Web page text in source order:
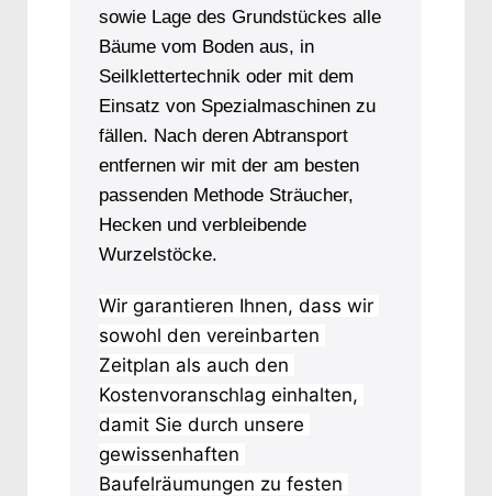
sowie Lage des Grundstückes alle
Bäume vom Boden aus, in
Seilklettertechnik oder mit dem
Einsatz von Spezialmaschinen zu
fällen. Nach deren Abtransport
entfernen wir mit der am besten
passenden Methode Sträucher,
Hecken und verbleibende
Wurzelstöcke.
Wir garantieren Ihnen, dass wir
sowohl den vereinbarten
Zeitplan als auch den
Kostenvoranschlag einhalten,
damit Sie durch unsere
gewissenhaften
Baufelräumungen zu festen